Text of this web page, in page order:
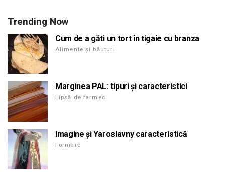
Trending Now
Cum de a găti un tort în tigaie cu branza
Alimente și băuturi
Marginea PAL: tipuri și caracteristici
Lipsă de farmec
Imagine și Yaroslavny caracteristică
Formare